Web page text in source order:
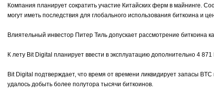
Компания планирует сократить участие Китайских ферм в майнинге.
могут иметь последствия для глобального использования биткоина и
Влиятельный инвестор Питер Тиль допускает рассмотрение
К лету Bit Digital планирует ввести в эксплуатацию дополнительно 4
Bit Digital подтверждает, что время от времени ликвидирует запасы
удалось добыть более полутора тысячи биткоинов.